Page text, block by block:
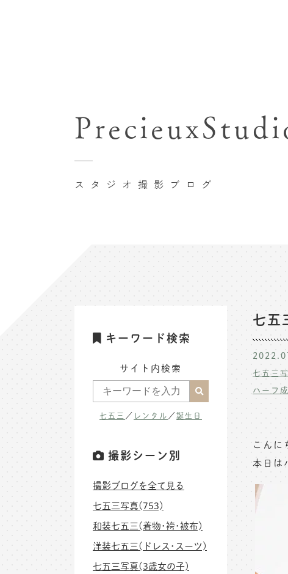
卒業袴･卒業写真撮影
入
自由が丘店
八王子店
横浜港北店 et Fleur
スタジオ撮影ブログ
七五
七五三
ハーフ
こんに
本日は
キーワード検索
サイト内検索
七五三 ／ レンタル ／誕生日
撮影シーン別
撮影ブログを全て見る
七五三写真(753)
和装七五三(着物･袴･被布)
洋装七五三(ドレス･スーツ)
七五三写真(3歳女の子)